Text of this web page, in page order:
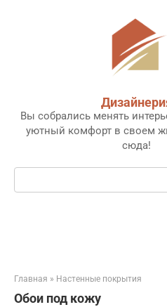
Вы собрались менять
уютный комфорт в своем
сюда!
Поиск:
Главная » Настенные покрытия
Обои под кожу